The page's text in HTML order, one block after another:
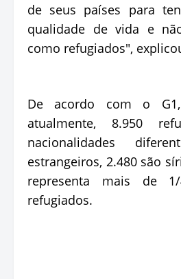
de seus países para
qualidade de vida e
como refugiados",
De acordo com o
atualmente, 8.950
nacionalidades
estrangeiros, 2.480 são
representa mais de
refugiados.